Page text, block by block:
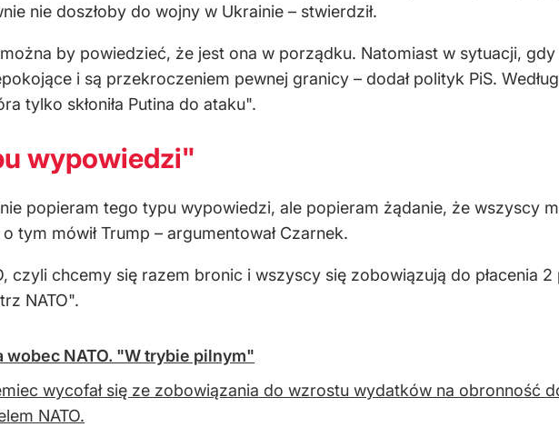
nie doszłoby do wojny w Ukrainie – stwierdził.
by powiedzieć, że jest ona w porządku. Natomiast w sytuacji,
i są przekroczeniem pewnej granicy – dodał polityk PiS.
tylko skłoniła Putina do ataku".
wypowiedzi"
popieram tego typu wypowiedzi, ale popieram żądanie, że wszyscy
tym mówił Trump – argumentował Czarnek.
czyli chcemy się razem bronic i wszyscy się zobowiązują do płacenia
NATO".
NATO. "W trybie pilnym"
wycofał się ze zobowiązania do wzrostu wydatków na obronność
NATO.